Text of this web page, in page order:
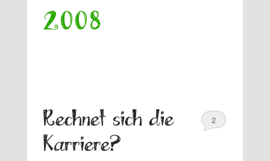
2008
Rechnet sich die
Karriere?
2